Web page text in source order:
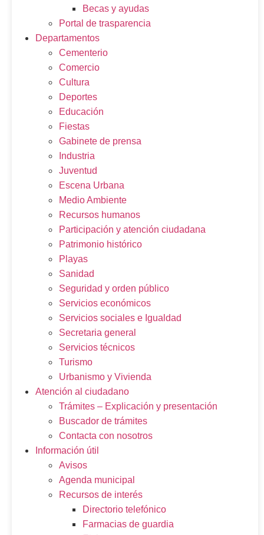
Becas y ayudas
Portal de trasparencia
Departamentos
Cementerio
Comercio
Cultura
Deportes
Educación
Fiestas
Gabinete de prensa
Industria
Juventud
Escena Urbana
Medio Ambiente
Recursos humanos
Participación y atención ciudadana
Patrimonio histórico
Playas
Sanidad
Seguridad y orden público
Servicios económicos
Servicios sociales e Igualdad
Secretaria general
Servicios técnicos
Turismo
Urbanismo y Vivienda
Atención al ciudadano
Trámites – Explicación y presentación
Buscador de trámites
Contacta con nosotros
Información útil
Avisos
Agenda municipal
Recursos de interés
Directorio telefónico
Farmacias de guardia